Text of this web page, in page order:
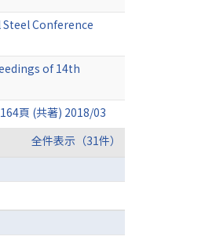
Conference
of 14th
頁 (共著) 2018/03
全件表示（31件）